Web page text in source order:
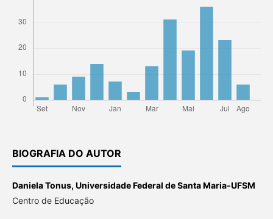
BIOGRAFIA DO AUTOR
Daniela Tonus, Universidade Federal de Santa Maria-UFSM
Centro de Educação